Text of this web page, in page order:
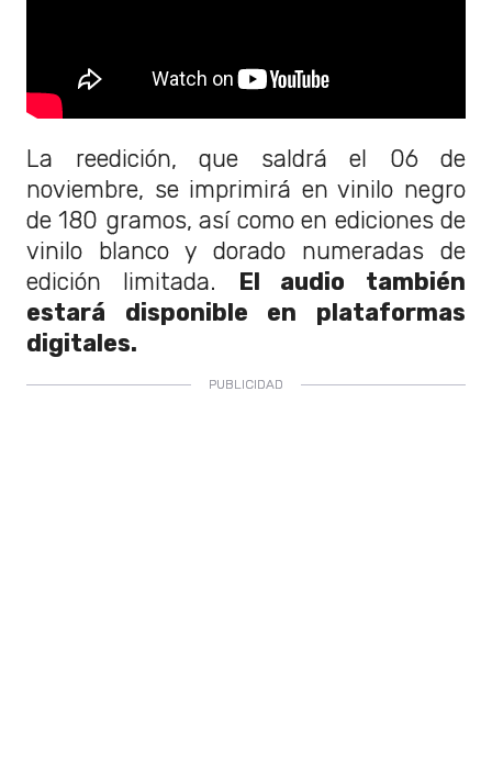
La reedición, que saldrá el 06 de
noviembre, se imprimirá en vinilo negro
de 180 gramos, así como en ediciones de
vinilo blanco y dorado numeradas de
edición limitada. El audio también
estará disponible en plataformas
digitales.